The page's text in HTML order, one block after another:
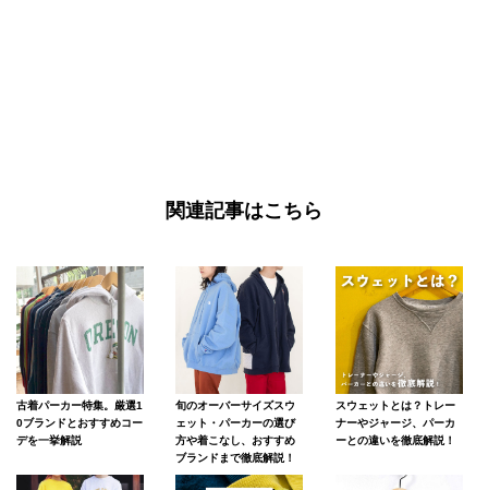
関連記事はこちら
古着パーカー特集。厳選1
0ブランドとおすすめコー
デを一挙解説
旬のオーバーサイズスウ
ェット・パーカーの選び
方や着こなし、おすすめ
ブランドまで徹底解説！
スウェットとは？トレー
ナーやジャージ、パーカ
ーとの違いを徹底解説！